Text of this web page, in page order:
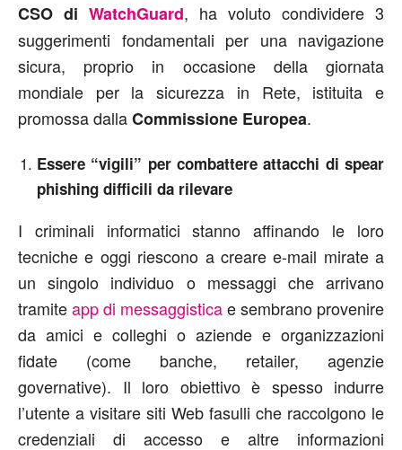
CSO di WatchGuard, ha voluto condividere 3
suggerimenti fondamentali per una navigazione
sicura, proprio in occasione della giornata
mondiale per la sicurezza in Rete, istituita e
promossa dallaCommissione Europea.
Essere “vigili” per combattere attacchi di spear
phishing difficili da rilevare
I criminali informatici stanno affinando le loro
tecniche e oggi riescono a creare e-mail mirate a
un singolo individuo o messaggi che arrivano
tramiteapp di messaggisticae sembrano provenire
da amici e colleghi o aziende e organizzazioni
fidate (come banche, retailer, agenzie
governative). Il loro obiettivo è spesso indurre
l’utente a visitare siti Web fasulli che raccolgono le
credenziali di accesso e altre informazioni